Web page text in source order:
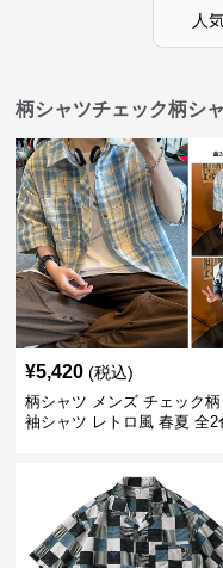
人
柄シャツチェック柄シ
¥5,420 (税込)
柄シャツ メンズ チェック
袖シャツ レトロ風 春夏 全2